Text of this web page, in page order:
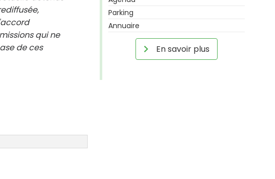
qui ne
de ces
Parking
Annuaire
En savoir plus